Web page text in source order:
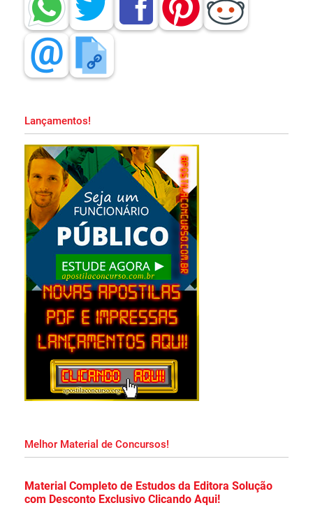
Apostila CBM MA 2026 PDF Grátis Curso
Online!
Apostila Prefeitura de Embu das Artes SP
Apostila SAPE SC 2026 PDF Download
Grátis Curso Online!
Apostila PND 2026 Pedagogia PDF
Download Grátis Curso Online!
Apostila PM MA 2026 PDF Download Grátis
Curso Online!
Apostila Soldado PM MA 2026 Impressa e
PDF Download!
Grátis Curso Online!
Lançamentos!
Melhor Material de Concursos!
Material Completo de Estudos da Editora Solução
com Desconto Exclusivo Clicando Aqui!